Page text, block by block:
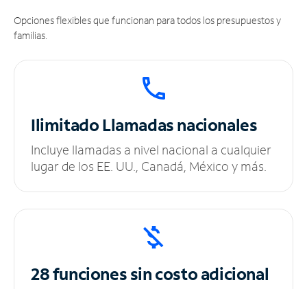
Opciones flexibles que funcionan para todos los presupuestos y
familias.
IlimitadoLlamadas nacionales
Incluye llamadas a nivel nacional a cualquier
lugar de los EE. UU., Canadá, México y más.
28 funciones sincosto adicional